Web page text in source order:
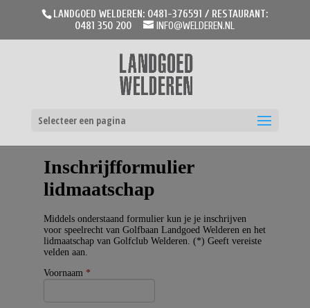
LANDGOED WELDEREN: 0481-376591 / RESTAURANT:
0481 350 200
INFO@WELDEREN.NL
Selecteer een pagina